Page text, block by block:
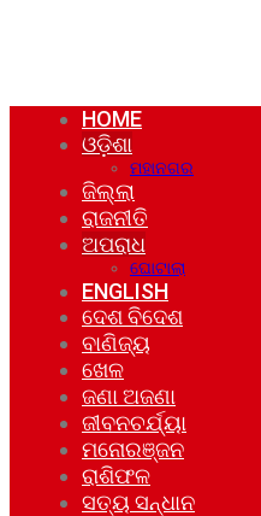
HOME
ଓଡ଼ିଶା
ମହାନଗର
ଜିଲ୍ଲା
ରାଜନୀତି
ଅପରାଧ
ଘୋଟାଲା
ENGLISH
ଦେଶ ବିଦେଶ
ବାଣିଜ୍ୟ
ଖେଳ
ଜଣା ଅଜଣା
ଜୀବନଚର୍ଯ୍ୟା
ମନୋରଞ୍ଜନ
ରାଶିଫଳ
ସତ୍ୟ ସନ୍ଧାନ